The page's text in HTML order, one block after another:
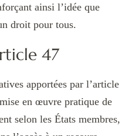
ainsi l’idée que
droit pour tous.
47
apportées par l’article
en œuvre pratique de
selon les États membres,